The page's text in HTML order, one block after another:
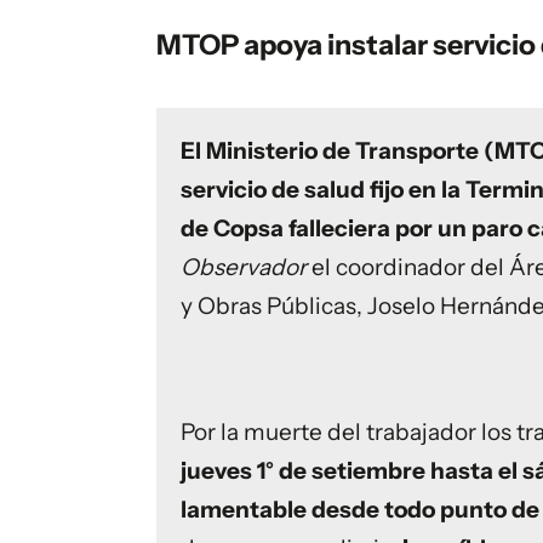
MTOP apoya instalar
El Ministerio de Transporte
servicio de salud fijo en la
de Copsa falleciera por un paro
Observadorel coordinador del
y Obras Públicas, Joselo
Por la muerte del trabajador los
jueves 1° de setiembre hasta el
lamentable desde todo punto